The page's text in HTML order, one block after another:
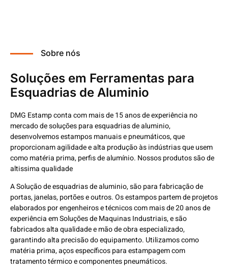
Sobre nós
Soluções em Ferramentas para
Esquadrias de Aluminio
DMG Estamp conta com mais de 15 anos de experiência no
mercado de soluções para esquadrias de aluminio,
desenvolvemos estamposmanuaisepneumáticos, que
proporcionam agilidade e alta produção às indústrias que usem
como matéria prima, perfis de alumínio. Nossos produtos são de
altissima qualidade
A Solução de esquadrias de aluminio, são para fabricação de
portas, janelas, portões e outros. Os estampos partem de projetos
elaborados por engenheiros e técnicos com mais de 20 anos de
experiência em Soluções de Maquinas Industriais, e são
fabricados alta qualidade e mão de obra especializado,
garantindo alta precisão do equipamento. Utilizamos como
matéria prima, aços específicos para estampagem com
tratamento térmico e componentes pneumáticos.